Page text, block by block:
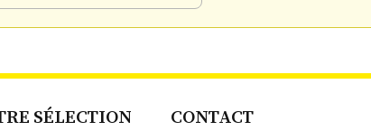
SÉLECTION CONTACT